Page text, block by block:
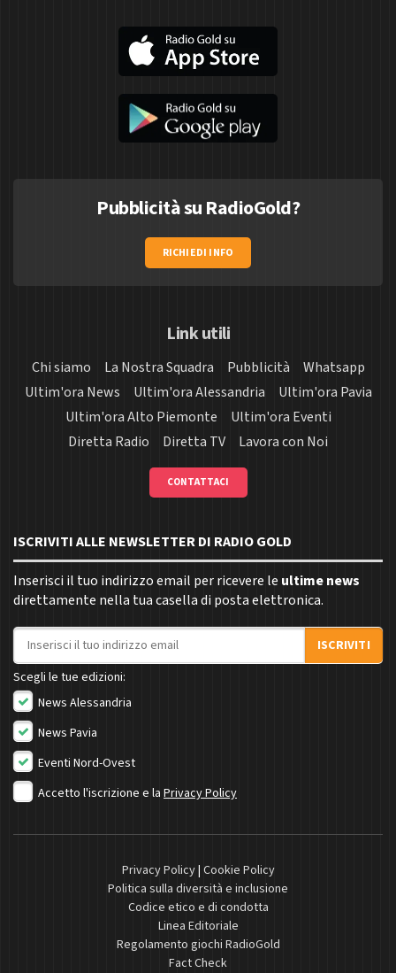
Pubblicità su RadioGold?
RICHIEDI INFO
Link utili
Chi siamo La Nostra Squadra Pubblicità
Whatsapp
Ultim'ora News
Ultim'ora Alessandria
Ultim'ora Pavia
Ultim'ora Alto Piemonte
Ultim'ora Eventi
Diretta Radio
Diretta TV Lavora con Noi
CONTATTACI
ISCRIVITI ALLE NEWSLETTER DI RADIO GOLD
Inserisci il tuo indirizzo email per ricevere le ultime news
direttamente nella tua casella di posta elettronica.
Indirizzo email
ISCRIVITI
Scegli le tue edizioni:
News Alessandria
News Pavia
Eventi Nord-Ovest
Accetto l'iscrizione e la Privacy Policy
Privacy Policy| Cookie Policy
Politica sulla diversità e inclusione
Codice etico e di condotta
Linea Editoriale
Regolamento giochi RadioGold
Fact Check